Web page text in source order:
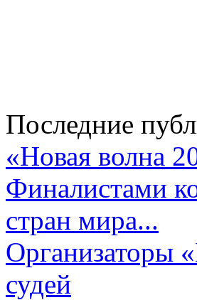
Последние
«Новая волна
Финалистами
стран мира...
Организаторы
судей